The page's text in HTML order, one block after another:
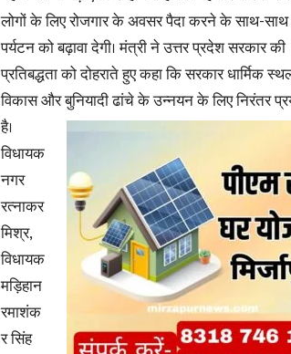
लोगों के लिए रोजगार के अवसर पैदा करने के साथ-साथ
पर्यटन को बढ़ावा देगी। मंत्री ने उत्तर प्रदेश सरकार की
प्रतिबद्धता को दोहराते हुए कहा कि सरकार धार्मिक
विकास और बुनियादी ढांचे के उन्नयन के लिए निरंतर
है।
विधायक
नगर
रत्नाकर
मिश्र,
विधायक
मड़िहान
रमाशंक
र सिंह